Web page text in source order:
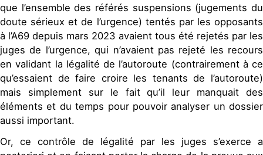
que l’ensemble des référés suspensions (jugements du
doute sérieux et de l’urgence) tentés par les opposants
à l’A69 depuis mars 2023 avaient tous été rejetés par les
juges de l’urgence, qui n’avaient pas rejeté les recours
en validant la légalité de l’autoroute (contrairement à ce
qu’essaient de faire croire les tenants de l’autoroute)
mais simplement sur le fait qu’il leur manquait des
éléments et du temps pour pouvoir analyser un dossier
aussi important.
Or, ce contrôle de légalité par les juges s’exerce a